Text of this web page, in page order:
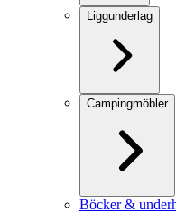
Liggunderlag
Campingmöbler
Böcker &